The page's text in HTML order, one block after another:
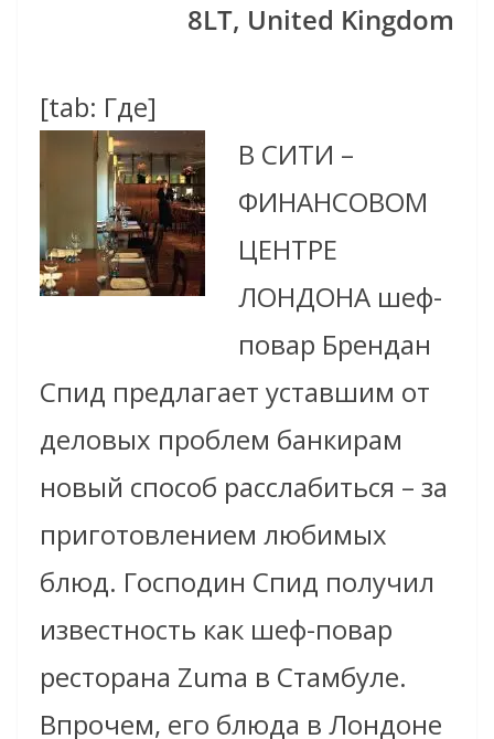
8LT, United Kingdom
[tab: Где]
В СИТИ –
ФИНАНСОВОМ
ЦЕНТРЕ
ЛОНДОНА шеф-
повар Брендан
Спид предлагает уставшим от
деловых проблем банкирам
новый способ расслабиться – за
приготовлением любимых
блюд. Господин Спид получил
известность как шеф-повар
ресторана Zuma в Стамбуле.
Впрочем, его блюда в Лондоне